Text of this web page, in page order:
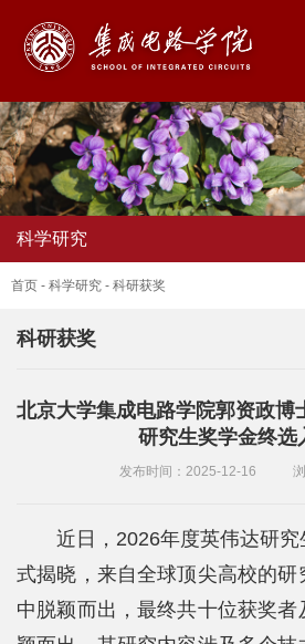
页
系
科学研究
首页 - 科学研究 - 科研获奖
科研获奖
北京大学集成电路学院郭资政博
研究生奖学金终选
发布时间：2025-12-16
近日，2026年度英伟达研
式揭晓，来自全球顶尖高校的
中脱颖而出，最终共十位获奖